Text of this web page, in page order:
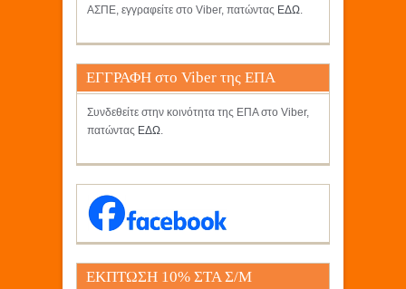
ΑΣΠΕ, εγγραφείτε στο Viber, πατώντας ΕΔΩ.
ΕΓΓΡΑΦΗ στο Viber της ΕΠΑ
Συνδεθείτε στην κοινότητα της ΕΠΑ στο Viber,
πατώντας ΕΔΩ.
ΕΚΠΤΩΣΗ 10% ΣΤΑ Σ/Μ